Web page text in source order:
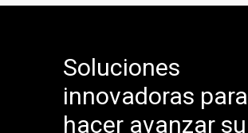
Soluciones
innovadoras para
hacer avanzar su